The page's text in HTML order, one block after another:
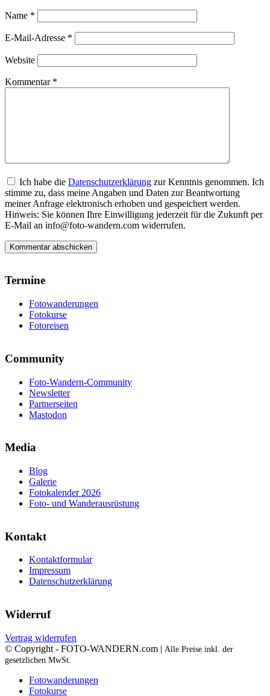
Name *
E-Mail-Adresse *
Website
Kommentar *
Ich habe die Datenschutzerklärung zur Kenntnis genommen. Ich
stimme zu, dass meine Angaben und Daten zur Beantwortung
meiner Anfrage elektronisch erhoben und gespeichert werden.
Hinweis: Sie können Ihre Einwilligung jederzeit für die Zukunft per
E-Mail an info@foto-wandern.com widerrufen.
Termine
Fotowanderungen
Fotokurse
Fotoreisen
Community
Foto-Wandern-Community
Newsletter
Partnerseiten
Mastodon
Media
Blog
Galerie
Fotokalender 2026
Foto- und Wanderausrüstung
Kontakt
Kontaktformular
Impressum
Datenschutzerklärung
Widerruf
Vertrag widerrufen
© Copyright - FOTO-WANDERN.com | Alle Preise inkl. der
gesetzlichen MwSt.
Fotowanderungen
Fotokurse